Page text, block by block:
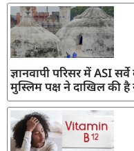
ज्ञानवापी परिसर में ASI
मुस्लिम पक्ष ने दाखिल की है